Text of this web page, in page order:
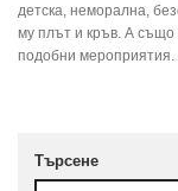
детска, неморална,
му плът и кръв. А също
подобни мероприятия.
Търсене